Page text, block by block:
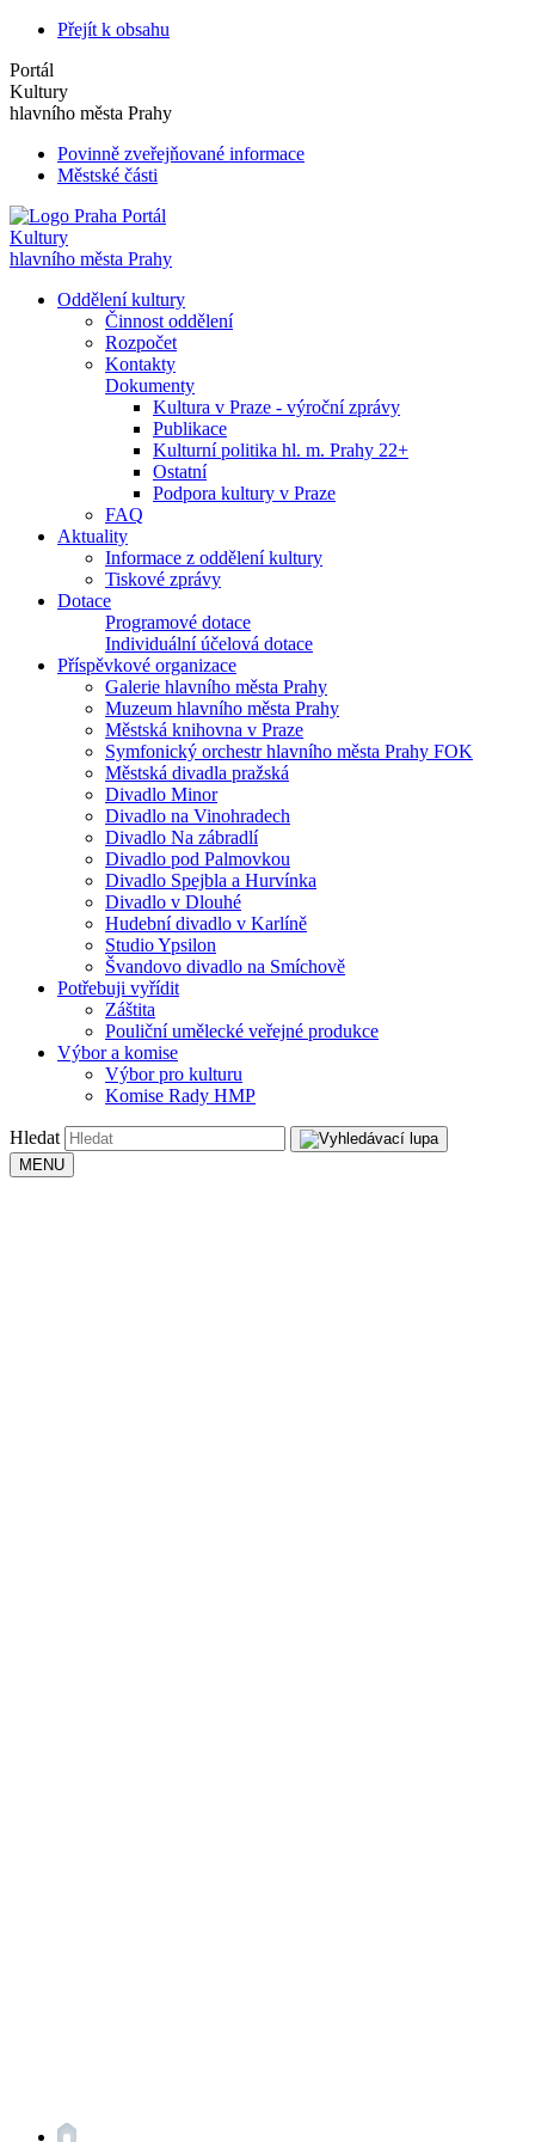
Přejít k obsahu
Portál
Kultury
hlavního města Prahy
Povinně zveřejňované informace
Městské části
Portál
Kultury
hlavního města Prahy
Oddělení kultury
Činnost oddělení
Rozpočet
Kontakty
Dokumenty
Kultura v Praze - výroční zprávy
Publikace
Kulturní politika hl. m. Prahy 22+
Ostatní
Podpora kultury v Praze
FAQ
Aktuality
Informace z oddělení kultury
Tiskové zprávy
Dotace
Programové dotace
Individuální účelová dotace
Příspěvkové organizace
Galerie hlavního města Prahy
Muzeum hlavního města Prahy
Městská knihovna v Praze
Symfonický orchestr hlavního města Prahy FOK
Městská divadla pražská
Divadlo Minor
Divadlo na Vinohradech
Divadlo Na zábradlí
Divadlo pod Palmovkou
Divadlo Spejbla a Hurvínka
Divadlo v Dlouhé
Hudební divadlo v Karlíně
Studio Ypsilon
Švandovo divadlo na Smíchově
Potřebuji vyřídit
Záštita
Pouliční umělecké veřejné produkce
Výbor a komise
Výbor pro kulturu
Komise Rady HMP
Hledat
MENU